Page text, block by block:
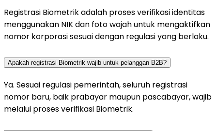
Registrasi Biometrik adalah proses verifikasi identitas
menggunakan NIK dan foto wajah untuk mengaktifkan
nomor korporasi sesuai dengan regulasi yang berlaku.
Apakah registrasi Biometrik wajib untuk pelanggan B2B?
Ya. Sesuai regulasi pemerintah, seluruh registrasi
nomor baru, baik prabayar maupun pascabayar, wajib
melalui proses verifikasi Biometrik.